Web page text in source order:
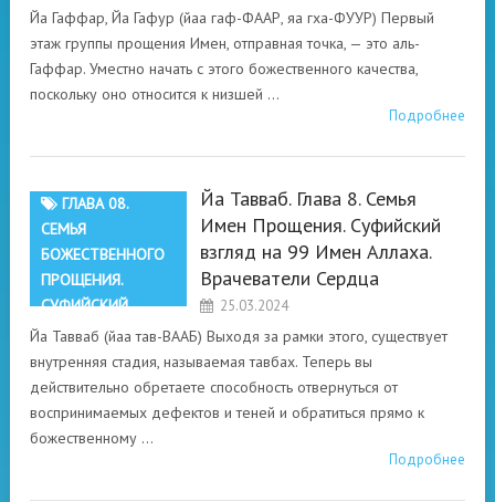
ИМЕН АЛЛАХА.
ВРАЧЕВАТЕЛИ
СЕРДЦА
Йа Гаффар, Йа Гафур (йаа гаф-ФААР, яа гха-ФУУР) Первый
этаж группы прощения Имен, отправная точка, — это аль-
Гаффар. Уместно начать с этого божественного качества,
поскольку оно относится к низшей …
Подробнее
ГЛАВА 08.
СЕМЬЯ
БОЖЕСТВЕННОГО
ПРОЩЕНИЯ.
СУФИЙСКИЙ
ВЗГЛЯД НА 99
ИМЕН АЛЛАХА.
ВРАЧЕВАТЕЛИ
СЕРДЦА
Йа Тавваб. Глава 8. Семья
Имен Прощения. Суфийский
взгляд на 99 Имен Аллаха.
Врачеватели Сердца
25.03.2024
Йа Тавваб (йаа тав-ВААБ) Выходя за рамки этого, существует
внутренняя стадия, называемая тавбах. Теперь вы
действительно обретаете способность отвернуться от
воспринимаемых дефектов и теней и обратиться прямо к
божественному …
Подробнее